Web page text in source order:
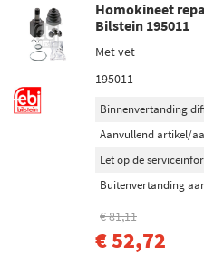
Homokineet
Bilstein 195011
Met vet
195011
Binnenvertanding
Aanvullend artikel/
Let op de
Buitenvertanding
€ 81,11
€ 52,72